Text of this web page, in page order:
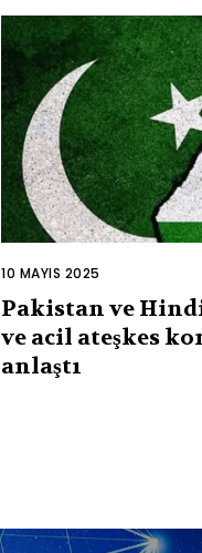
10 MAYIS 2025
Pakistan ve
ve acil ateşkes
anlaştı